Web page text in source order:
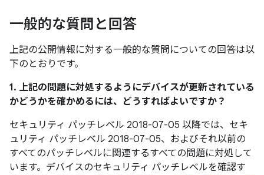
一般的な質問と回答
上記の公開情報に対する一般的な質問についての回答は以
下のとおりです。
1. 上記の問題に対処するようにデバイスが更新されている
かどうかを確かめるには、どうすればよいですか？
セキュリティ パッチレベル 2018-07-05 以降では、セキ
ュリティ パッチレベル 2018-07-05、およびそれ以前の
すべてのパッチレベルに関連するすべての問題に対処して
います。デバイスのセキュリティ パッチレベルを確認す